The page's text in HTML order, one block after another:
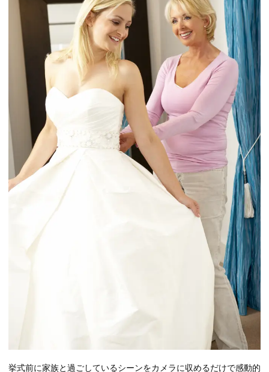
挙式前に家族と過ごしているシーンをカメラに収めるだけで感動的